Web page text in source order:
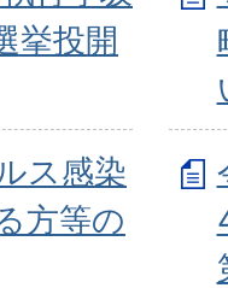
挙投開
ス感染
方等の